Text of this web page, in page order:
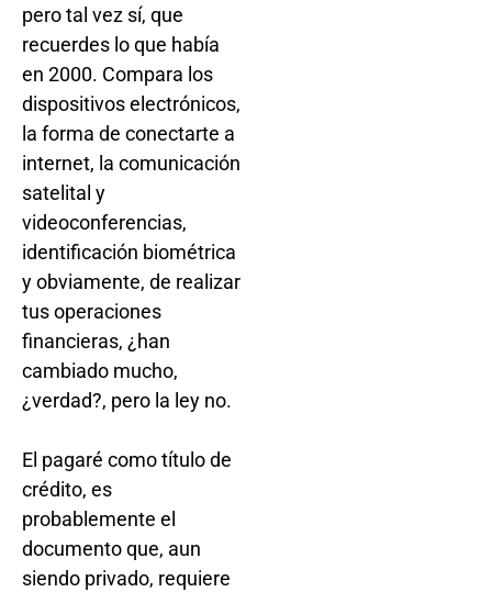
pero tal vez sí, que
recuerdes lo que había
en 2000. Compara los
dispositivos electrónicos,
la forma de conectarte a
internet, la comunicación
satelital y
videoconferencias,
identificación biométrica
y obviamente, de realizar
tus operaciones
financieras, ¿han
cambiado mucho,
¿verdad?, pero la ley no.
El pagaré como título de
crédito, es
probablemente el
documento que, aun
siendo privado, requiere